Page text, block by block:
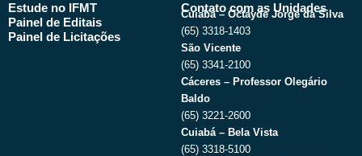
Estude no IFMT
Painel de Editais
Painel de Licitações
Contato com as Unidades
Cuiabá – Octayde Jorge da Silva
(65) 3318-1403
São Vicente
(65) 3341-2100
Cáceres – Professor Olegário
Baldo
(65) 3221-2600
Cuiabá – Bela Vista
(65) 3318-5100